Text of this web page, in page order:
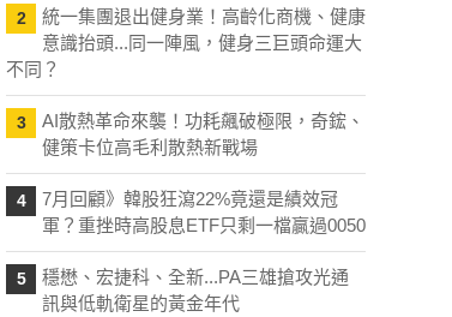
2
統一集團退出健身業！高齡化商機、健康
意識抬頭...同一陣風，健身三巨頭命運大
不同？
3
AI散熱革命來襲！功耗飆破極限，奇鋐、
健策卡位高毛利散熱新戰場
4
7月回顧》韓股狂瀉22%竟還是績效冠
軍？重挫時高股息ETF只剩一檔贏過0050
5
穩懋、宏捷科、全新...PA三雄搶攻光通
訊與低軌衛星的黃金年代